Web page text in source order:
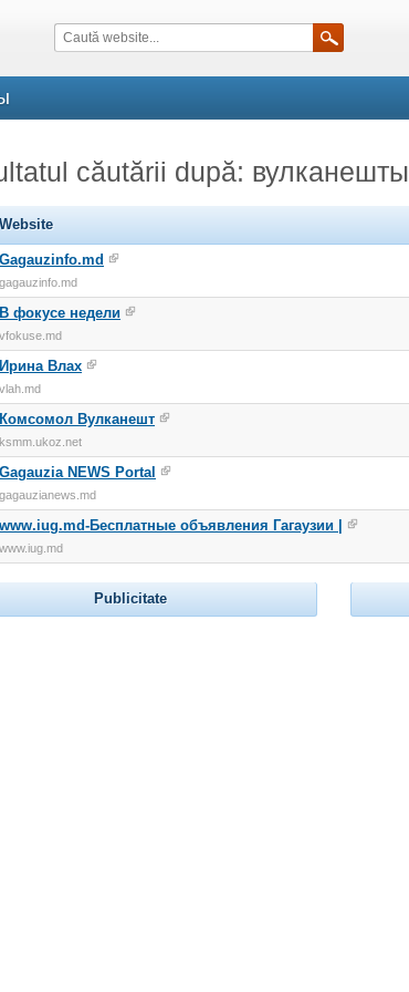
căutării după: вулканешты
Website
Gagauzinfo.md
gagauzinfo.md
В фокусе недели
vfokuse.md
Ирина Влах
vlah.md
Комсомол Вулканешт
ksmm.ukoz.net
Gagauzia NEWS Portal
gagauzianews.md
www.iug.md-Бесплатные объявления Гагаузии |
www.iug.md
Publicitate